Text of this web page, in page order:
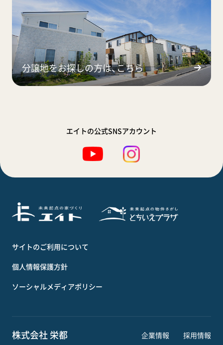
分譲地をお探しの方は、こちら
エイトの公式SNSアカウント
サイトのご利用について
個人情報保護方針
ソーシャルメディアポリシー
株式会社 栄都 企業情報 採用情報